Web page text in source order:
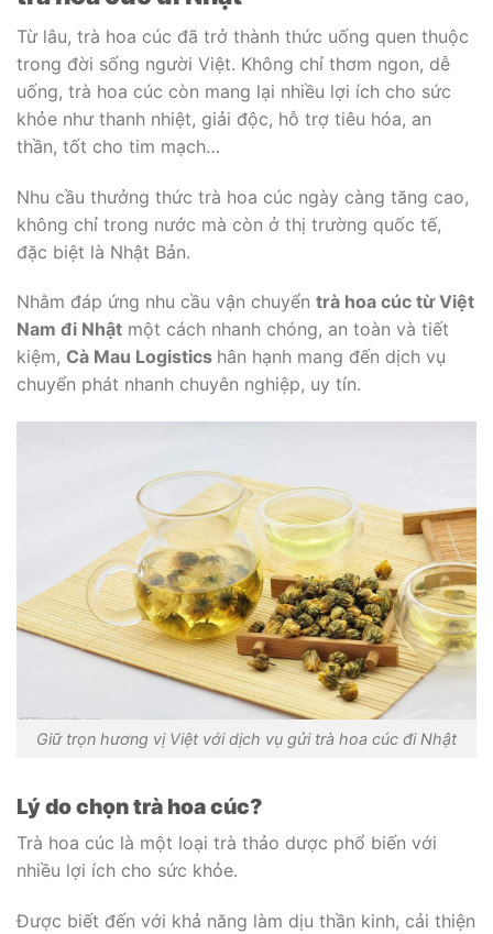
Từ lâu, trà hoa cúc đã trở thành thức uống quen thuộc
trong đời sống người Việt. Không chỉ thơm ngon, dễ
uống, trà hoa cúc còn mang lại nhiều lợi ích cho sức
khỏe như thanh nhiệt, giải độc, hỗ trợ tiêu hóa, an
thần, tốt cho tim mạch…
Nhu cầu thưởng thức trà hoa cúc ngày càng tăng cao,
không chỉ trong nước mà còn ở thị trường quốc tế,
đặc biệt là Nhật Bản.
Nhằm đáp ứng nhu cầu vận chuyển trà hoa cúc từ Việt
Nam đi Nhật một cách nhanh chóng, an toàn và tiết
kiệm, Cà Mau Logistics hân hạnh mang đến dịch vụ
chuyển phát nhanh chuyên nghiệp, uy tín.
Giữ trọn hương vị Việt với dịch vụ gửi trà hoa cúc đi Nhật
Lý do chọn trà hoa cúc?
Trà hoa cúc là một loại trà thảo dược phổ biến với
nhiều lợi ích cho sức khỏe.
Được biết đến với khả năng làm dịu thần kinh, cải thiện